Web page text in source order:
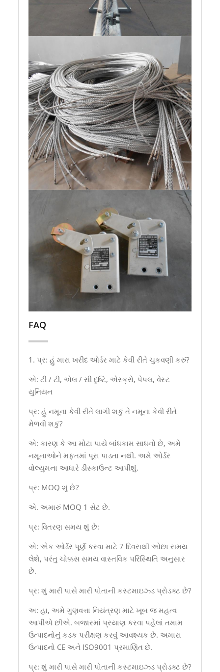
FAQ
1. પ્ર: હું મારા ખરીદ ઓર્ડર માટે કેવી રીતે ચુકવણી કરું?
એ: ટી / ટી, એલ / સી દૃષ્ટિ, એસ્ક્રો, પેપલ, વેસ્ટ
યુનિયન
પ્ર: હું નમૂના કેવી રીતે લાગી શકું તે નમૂના કેવી રીતે
મેળવી શકું?
એ: કારણ કે આ મોટા પાયે બાંધકામ સાધનો છે, અમે
નમૂનાઓને મફતમાં પૂરા પાડતા નથી. અમે ઓર્ડર
વોલ્યુમના આધારે ડીસ્કાઉન્ટ આપીશું.
પ્ર: MOQ શું છે?
એ. અમારું MOQ 1 સેટ છે.
પ્ર: વિતરણ સમય શું છે:
એ: એક ઓર્ડર પૂર્ણ કરવા માટે 7 દિવસથી ઓછા સમય
લેશે, પરંતુ ચોક્કસ સમય વાસ્તવિક પરિસ્થિતિ અનુસાર
છે.
પ્ર: શું મારી પાસે મારી પોતાની કસ્ટમાઇઝ્ડ પ્રોડક્ટ છે?
અ: હા, અમે ગુણવત્તા નિયંત્રણ માટે ખૂબ જ મહત્વ
આપીએ છીએ. બજારમાં પ્રયાણ કરવા પહેલાં તમામ
ઉત્પાદનોનું કડક પરીક્ષણ કરવું આવશ્યક છે. અમારા
ઉત્પાદનો CE અને ISO9001 પ્રમાણિત છે.
પ્ર: શું મારી પાસે મારી પોતાની કસ્ટમાઇઝ્ડ પ્રોડક્ટ છે?